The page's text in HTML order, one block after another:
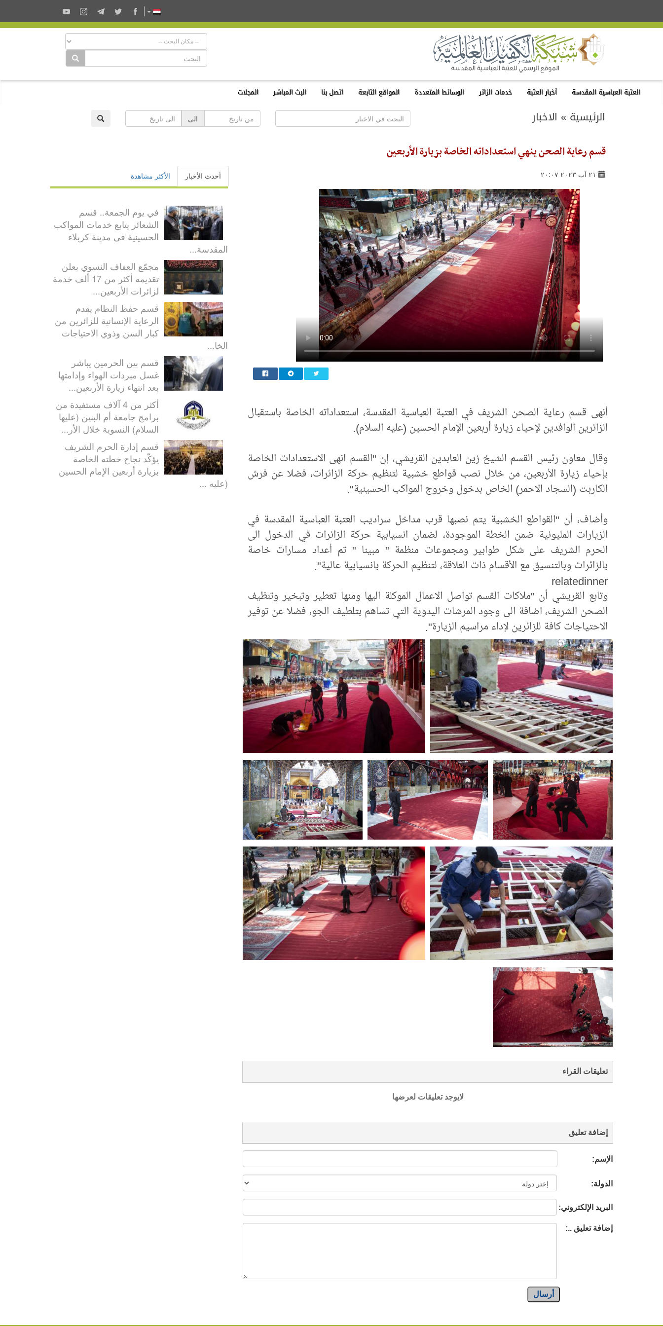
العتبة العباسية المقدسة أخبار العتبة خدمات الزائر الوسائط المتعددة المواقع التابعة اتصل بنا البث المباشر المجلات
الرئيسية » الاخبار الى
قسم رعاية الصحن ينهي استعداداته الخاصة بزيارة الأربعين
٢١ آب ٢٠٢٣ ٢٠:٠٧
أنهى قسم رعاية الصحن الشريف في العتبة العباسية المقدسة، استعداداته الخاصة باستقبال
الزائرين الوافدين لإحياء زيارة أربعين الإمام الحسين (عليه السلام).
وقال معاون رئيس القسم الشيخ زين العابدين القريشي، إن "القسم انهى الاستعدادات الخاصة
بإحياء زيارة الأربعين، من خلال نصب قواطع خشبية لتنظيم حركة الزائرات، فضلا عن فرش
الكاربت (السجاد الاحمر) الخاص بدخول وخروج المواكب الحسينية".
وأضاف، أن "القواطع الخشبية يتم نصبها قرب مداخل سراديب العتبة العباسية المقدسة في
الزيارات المليونية ضمن الخطة الموجودة، لضمان انسيابية حركة الزائرات في الدخول الى
الحرم الشريف على شكل طوابير ومجموعات منظمة " مبينا " تم أعداد مسارات خاصة
بالزائرات وبالتنسيق مع الأقسام ذات العلاقة، لتنظيم الحركة بانسيابية عالية".
relatedinner
وتابع القريشي أن "ملاكات القسم تواصل الاعمال الموكلة اليها ومنها تعطير وتبخير وتنظيف
الصحن الشريف، اضافة الى وجود المرشات اليدوية التي تساهم بتلطيف الجو، فضلا عن توفير
الاحتياجات كافة للزائرين لإداء مراسيم الزيارة".
تعليقات القراء
لايوجد تعليقات لعرضها
إضافة تعليق
الإسم:
الدولة:
البريد الإلكتروني:
إضافة تعليق ..:
أرسال
أحدث الأخبار الأكثر مشاهدة
في يوم الجمعة.. قسم
الشعائر يتابع خدمات المواكب
الحسينية في مدينة كربلاء
المقدسة...
مجمّع العفاف النسوي يعلن
تقديمه أكثر من 17 ألف خدمة
لزائرات الأربعين...
قسم حفظ النظام يقدم
الرعاية الإنسانية للزائرين من
كبار السن وذوي الاحتياجات
الخا...
قسم بين الحرمين يباشر
غسل مبردات الهواء وإدامتها
بعد انتهاء زيارة الأربعين...
أكثر من 4 آلاف مستفيدة من
برامج جامعة أم البنين (عليها
السلام) النسوية خلال الأر...
قسم إدارة الحرم الشريف
يؤكّد نجاح خطته الخاصة
بزيارة أربعين الإمام الحسين
(عليه ...